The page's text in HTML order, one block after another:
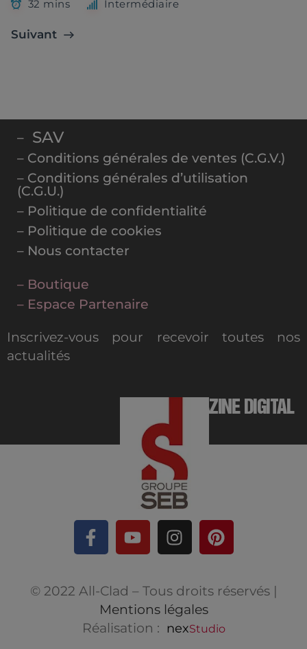
32 mins Intermédiaire
Suivant
– SAV
– Conditions générales de ventes (C.G.V.)
– Conditions générales d’utilisation
(C.G.U.)
– Politique de confidentialité
– Politique de cookies
– Nous contacter
– Boutique
– Espace Partenaire
Inscrivez-vous pour recevoir toutes nos
actualités
MAGAZINE DIGITAL
© 2022 All-Clad – Tous droits réservés |
Mentions légales
Réalisation : nexStudio